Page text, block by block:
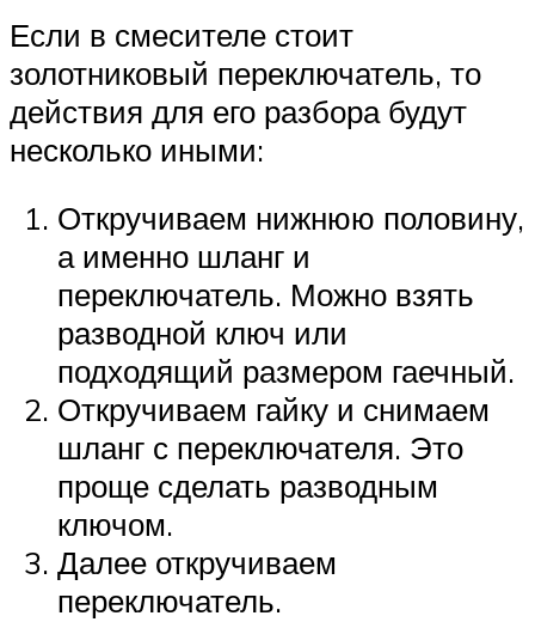
Если в смесителе стоит
золотниковый переключатель, то
действия для его разбора будут
несколько иными:
Откручиваем нижнюю половину,
а именно шланг и
переключатель. Можно взять
разводной ключ или
подходящий размером гаечный.
Откручиваем гайку и снимаем
шланг с переключателя. Это
проще сделать разводным
ключом.
Далее откручиваем
переключатель.